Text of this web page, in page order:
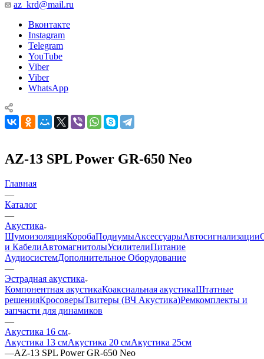
az_krd@mail.ru
Вконтакте
Instagram
Telegram
YouTube
Viber
Viber
WhatsApp
AZ-13 SPL Power GR-650 Neo
Главная
—
Каталог
—
Акустика
ШумоизоляцияКоробаПодиумыАксессуарыАвтосигнализации
и КабелиАвтомагнитолыУсилителиПитание
АудиосистемДополнительное Оборудование
—
Эстрадная акустика
Компонентная акустикаКоаксиальная акустикаШтатные
решенияКросоверыТвитеры (ВЧ Акустика)Ремкомплекты и
запчасти для динамиков
—
Акустика 16 см
Акустика 13 смАкустика 20 смАкустика 25см
—AZ-13 SPL Power GR-650 Neo